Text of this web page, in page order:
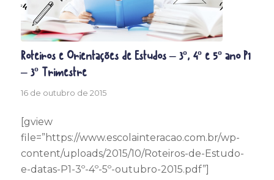
Roteiros e Orientações de Estudos – 3º, 4º e 5º ano P1
– 3º Trimestre
16 de outubro de 2015
[gview
file=”https://www.escolainteracao.com.br/wp-
content/uploads/2015/10/Roteiros-de-Estudo-
e-datas-P1-3º-4º-5º-outubro-2015.pdf”]